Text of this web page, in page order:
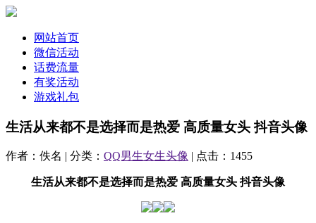
网站首页
微信活动
话费流量
有奖活动
游戏礼包
生活从来都不是选择而是热爱 高质量女头 抖音头像
作者：佚名 | 分类： QQ男生女生头像 | 点击：1455
生活从来都不是选择而是热爱 高质量女头 抖音头像